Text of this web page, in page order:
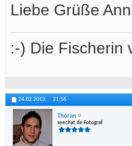
Liebe Grüße
:-) Die Fischerin
24.02.2013, 21:56
Thoran
seechat.de Fotograf